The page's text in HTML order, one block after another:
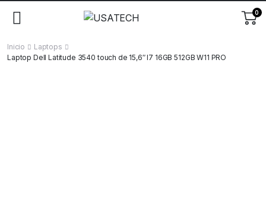
0
Inicio
Laptops
Laptop Dell Latitude 3540 touch de 15,6″ I7 16GB 512GB W11 PRO